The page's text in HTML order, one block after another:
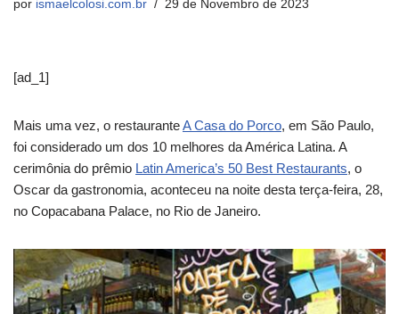
por ismaelcolosi.com.br 29 de Novembro de 2023
[ad_1]
Mais uma vez, o restauranteA Casa do Porco, em São Paulo,
foi considerado um dos 10 melhores da América Latina. A
cerimônia do prêmio Latin America’s 50 Best Restaurants, o
Oscar da gastronomia, aconteceu na noite desta terça-feira, 28,
no Copacabana Palace, no Rio de Janeiro.